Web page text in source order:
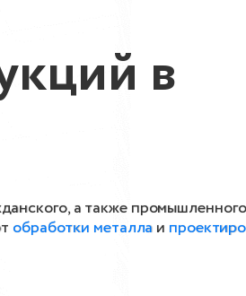
в
а также промышленного
обработки металлаи